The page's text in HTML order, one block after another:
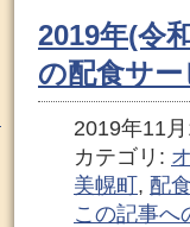
2019年(令
の配食サ
2019年11
カテゴリ:
美幌町 , 配
この記事へ